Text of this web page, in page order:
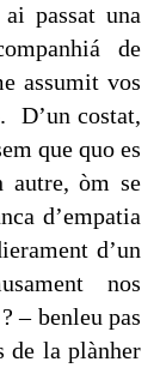
passat una
de
assumit vos
D’un costat,
que quo es
autre, òm se
d’empatia
d’un
nos
– benleu pas
de la plànher